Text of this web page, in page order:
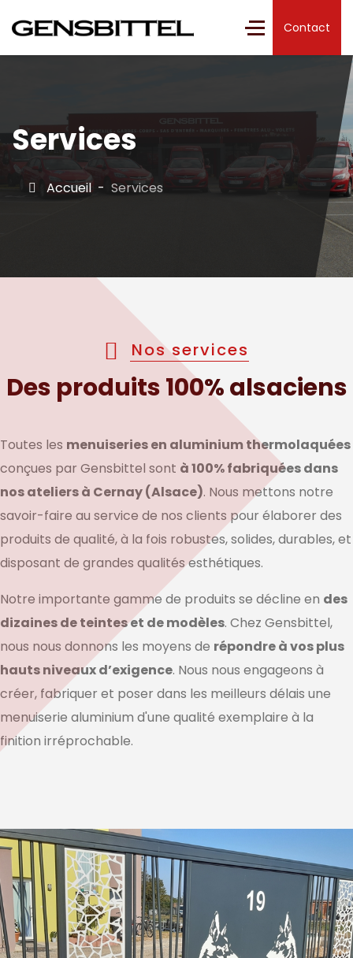
Contact
Services
Accueil Services
Nos services
Des produits 100% alsaciens
Toutes les menuiseries en aluminium thermolaquées
conçues par Gensbittel sont à 100% fabriquées dans
nos ateliers à Cernay (Alsace). Nous mettons notre
savoir-faire au service de nos clients pour élaborer des
produits de qualité, à la fois robustes, solides, durables, et
disposant de grandes qualités esthétiques.
Notre importante gamme de produits se décline en des
dizaines de teintes et de modèles. Chez Gensbittel,
nous nous donnons les moyens de répondre à vos plus
hauts niveaux d’exigence. Nous nous engageons à
créer, fabriquer et poser dans les meilleurs délais une
menuiserie aluminium d'une qualité exemplaire à la
finition irréprochable.